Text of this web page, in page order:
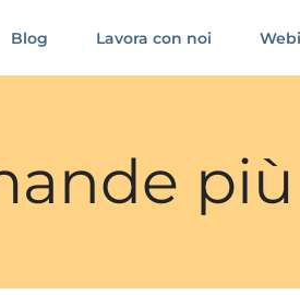
Blog Lavora con noi